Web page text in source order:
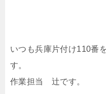
いつも兵庫片付け110番
す。
作業担当 辻です。